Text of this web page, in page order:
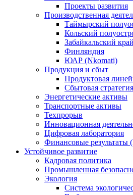
Проекты развития
Производственная
Таймырский
Кольский
Забайкальский край
Финляндия
ЮАР (Nkomati)
Продукция и сбыт
Продуктовая
Сбытовая стратегия
Энергетические активы
Транспортные активы
Техпрорыв
Инновационная
Цифровая лаборатория
Финансовые результаты
Устойчивое развитие
Кадровая политика
Промышленная
Экология
Система